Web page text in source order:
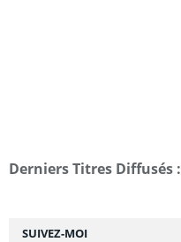
SUIVEZ-MOI
Derniers Titres Diffusés :